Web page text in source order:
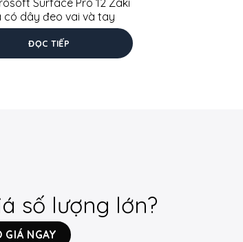
Surface Pro 12 Zaki
có dây đeo vai và tay
ĐỌC TIẾP
số lượng lớn?
GIÁ NGAY